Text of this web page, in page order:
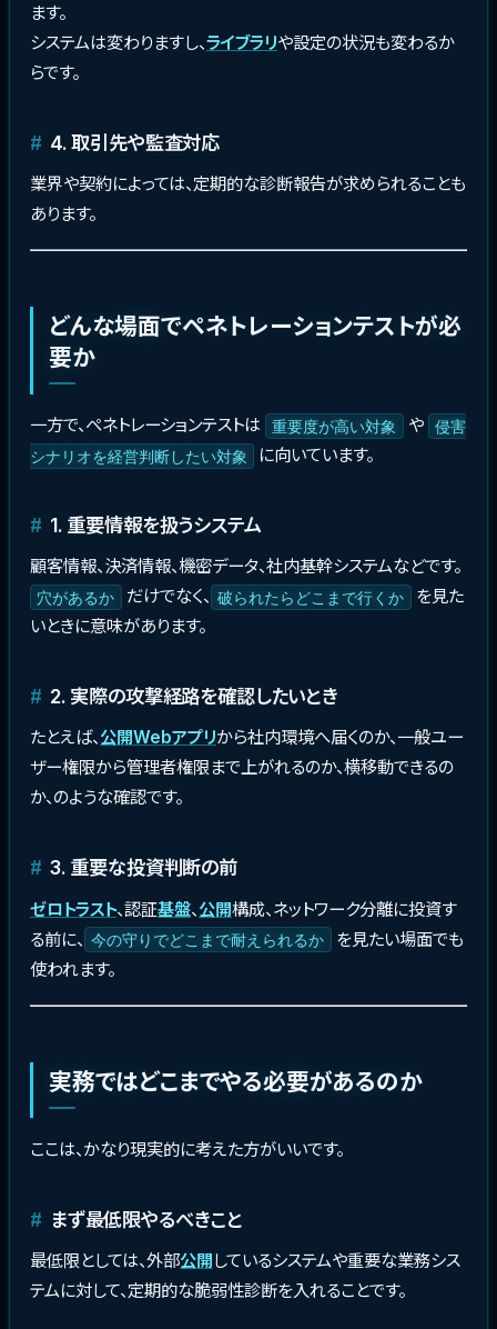
ます。
システムは変わりますし、ライブラリや設定の状況も変わるか
らです。
4. 取引先や監査対応
業界や契約によっては、定期的な診断報告が求められることも
あります。
どんな場面でペネトレーションテストが必
要か
一方で、ペネトレーションテストは 重要度が高い対象 や 侵害
シナリオを経営判断したい対象
に向いています。
1. 重要情報を扱うシステム
顧客情報、決済情報、機密データ、社内基幹システムなどです。
穴があるか だけでなく、 破られたらどこまで行くか
を見た
いときに意味があります。
2. 実際の攻撃経路を確認したいとき
たとえば、公開Webアプリから社内環境へ届くのか、一般ユー
ザー権限から管理者権限まで上がれるのか、横移動できるの
か、のような確認です。
3. 重要な投資判断の前
ゼロトラスト、認証基盤、 公開構成、ネットワーク分離に投資す
る前に、 今の守りでどこまで耐えられるか
を見たい場面でも
使われます。
実務ではどこまでやる必要があるのか
ここは、かなり現実的に考えた方がいいです。
まず最低限やるべきこと
最低限としては、外部公開しているシステムや重要な業務シス
テムに対して、定期的な脆弱性診断を入れることです。